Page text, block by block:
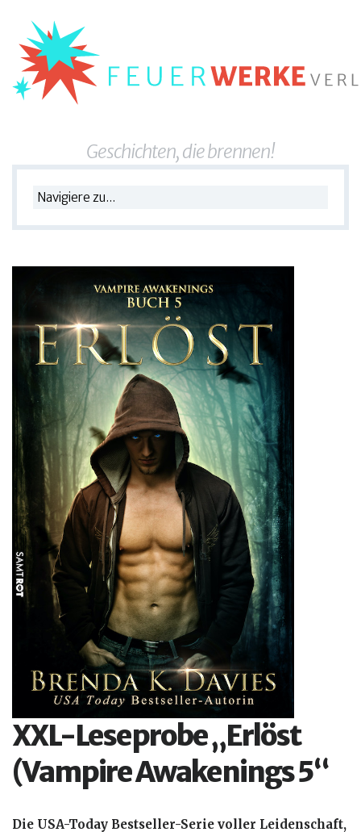
Geschichten, die brennen!
XXL-Leseprobe „Erlöst
(Vampire Awakenings 5“
Die USA-Today Bestseller-Serie voller Leidenschaft,